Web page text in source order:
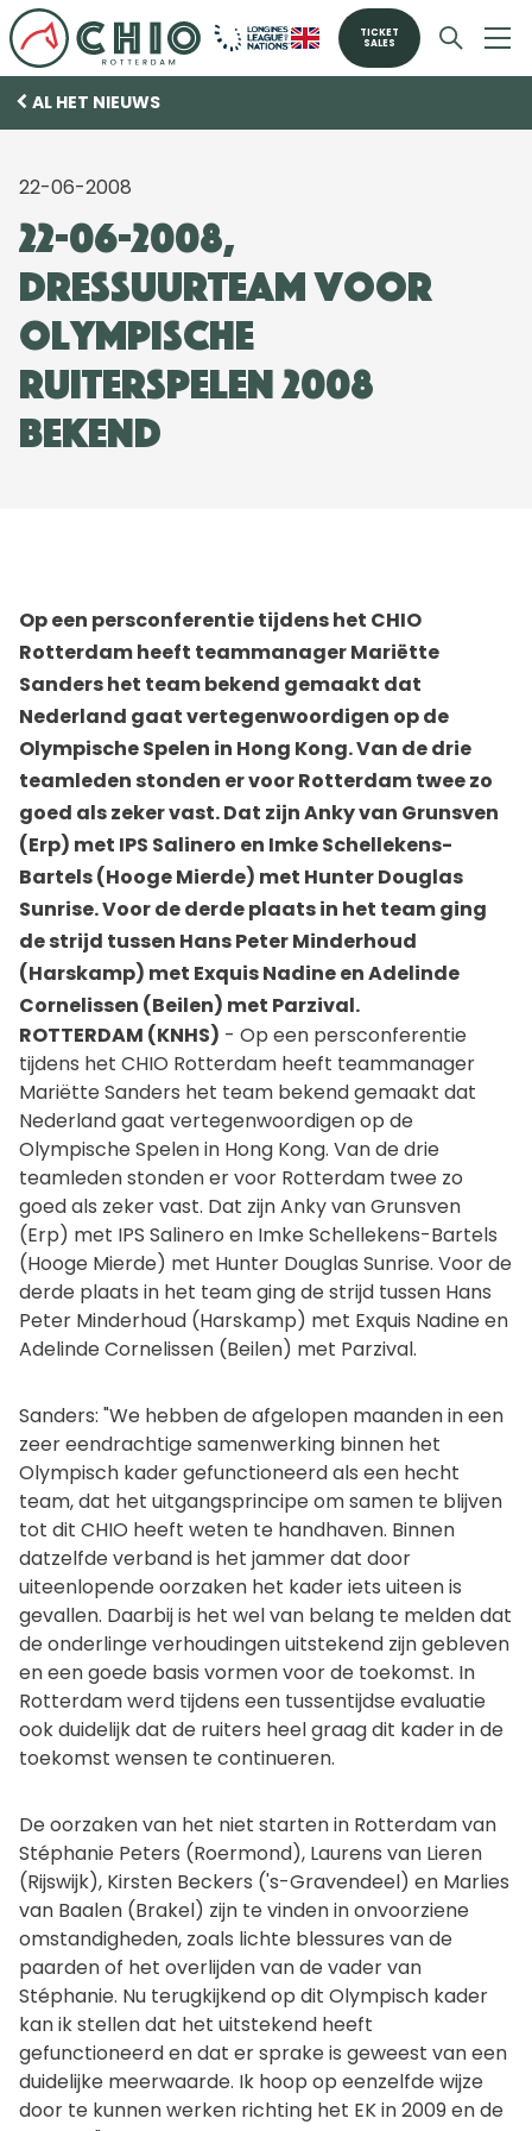
TICKET
SALES
AL HET NIEUWS
22-06-2008
22-06-2008,
Dressuurteam voor
Olympische
Ruiterspelen 2008
bekend
Op een persconferentie tijdens het CHIO
Rotterdam heeft teammanager Mariëtte
Sanders het team bekend gemaakt dat
Nederland gaat vertegenwoordigen op de
Olympische Spelen in Hong Kong. Van de drie
teamleden stonden er voor Rotterdam twee zo
goed als zeker vast. Dat zijn Anky van Grunsven
(Erp) met IPS Salinero en Imke Schellekens-
Bartels (Hooge Mierde) met Hunter Douglas
Sunrise. Voor de derde plaats in het team ging
de strijd tussen Hans Peter Minderhoud
(Harskamp) met Exquis Nadine en Adelinde
Cornelissen (Beilen) met Parzival.
ROTTERDAM (KNHS) - Op een persconferentie
tijdens het CHIO Rotterdam heeft teammanager
Mariëtte Sanders het team bekend gemaakt dat
Nederland gaat vertegenwoordigen op de
Olympische Spelen in Hong Kong. Van de drie
teamleden stonden er voor Rotterdam twee zo
goed als zeker vast. Dat zijn Anky van Grunsven
(Erp) met IPS Salinero en Imke Schellekens-Bartels
(Hooge Mierde) met Hunter Douglas Sunrise. Voor de
derde plaats in het team ging de strijd tussen Hans
Peter Minderhoud (Harskamp) met Exquis Nadine en
Adelinde Cornelissen (Beilen) met Parzival.
Sanders: "We hebben de afgelopen maanden in een
zeer eendrachtige samenwerking binnen het
Olympisch kader gefunctioneerd als een hecht
team, dat het uitgangsprincipe om samen te blijven
tot dit CHIO heeft weten te handhaven. Binnen
datzelfde verband is het jammer dat door
uiteenlopende oorzaken het kader iets uiteen is
gevallen. Daarbij is het wel van belang te melden dat
de onderlinge verhoudingen uitstekend zijn gebleven
en een goede basis vormen voor de toekomst. In
Rotterdam werd tijdens een tussentijdse evaluatie
ook duidelijk dat de ruiters heel graag dit kader in de
toekomst wensen te continueren.
De oorzaken van het niet starten in Rotterdam van
Stéphanie Peters (Roermond), Laurens van Lieren
(Rijswijk), Kirsten Beckers ('s-Gravendeel) en Marlies
van Baalen (Brakel) zijn te vinden in onvoorziene
omstandigheden, zoals lichte blessures van de
paarden of het overlijden van de vader van
Stéphanie. Nu terugkijkend op dit Olympisch kader
kan ik stellen dat het uitstekend heeft
gefunctioneerd en dat er sprake is geweest van een
duidelijke meerwaarde. Ik hoop op eenzelfde wijze
door te kunnen werken richting het EK in 2009 en de